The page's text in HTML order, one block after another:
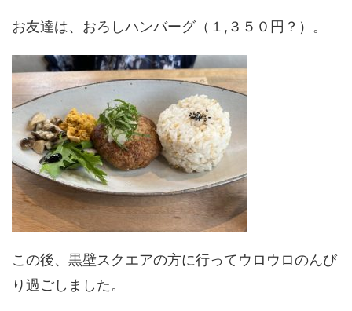
お友達は、おろしハンバーグ（１,３５０円？）。
この後、黒壁スクエアの方に行ってウロウロのんび
り過ごしました。